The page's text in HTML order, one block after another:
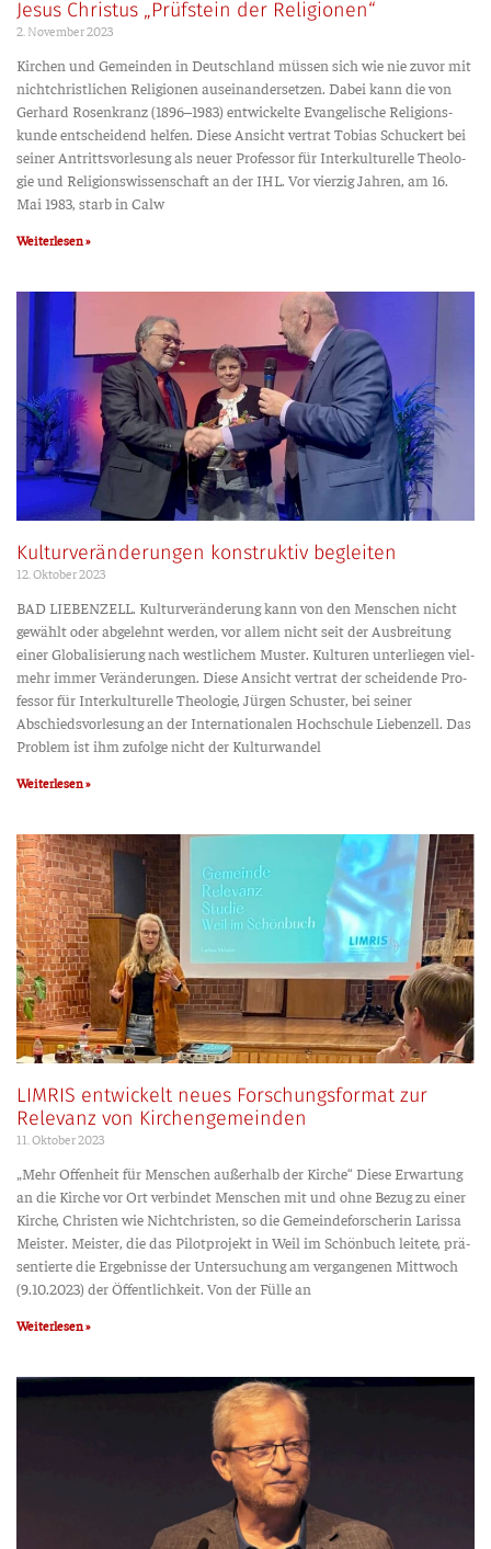
Jesus Christus „Prüfstein der Religionen“
2. Novem­ber 2023
Kir­chen und Gemein­den in Deutsch­land müs­sen sich wie nie zuvor mit
nicht­christ­li­chen Reli­gio­nen aus­ein­an­der­set­zen. Dabei kann die von
Ger­hard Rosen­kranz (1896–1983) ent­wi­ckel­te Evan­ge­li­sche Reli­gi­ons­
kun­de ent­schei­dend hel­fen. Die­se Ansicht ver­trat Tobi­as Schu­ckert bei
sei­ner Antritts­vor­le­sung als neu­er Pro­fes­sor für Inter­kul­tu­rel­le Theo­lo­
gie und Reli­gi­ons­wis­sen­schaft an der IHL. Vor vier­zig Jah­ren, am 16.
Mai 1983, starb in Calw
Weiterlesen »
Kulturveränderungen konstruktiv begleiten
12. Okto­ber 2023
BAD LIEBENZELL. Kul­tur­ver­än­de­rung kann von den Men­schen nicht
gewählt oder abge­lehnt wer­den, vor allem nicht seit der Aus­brei­tung
einer Glo­ba­li­sie­rung nach west­li­chem Mus­ter. Kul­tu­ren unter­lie­gen viel­
mehr immer Ver­än­de­run­gen. Die­se Ansicht ver­trat der schei­den­de Pro­
fes­sor für Inter­kul­tu­rel­le Theo­lo­gie, Jür­gen Schus­ter, bei sei­ner
Abschieds­vor­le­sung an der Inter­na­tio­na­len Hoch­schu­le Lie­ben­zell. Das
Pro­blem ist ihm zufol­ge nicht der Kulturwandel
Weiterlesen »
LIMRIS entwickelt neues Forschungsformat zur
Relevanz von Kirchengemeinden
11. Okto­ber 2023
„Mehr Offen­heit für Men­schen außer­halb der Kir­che“ Die­se Erwar­tung
an die Kir­che vor Ort ver­bin­det Men­schen mit und ohne Bezug zu einer
Kir­che, Chris­ten wie Nicht­chris­ten, so die Gemein­de­for­sche­rin Laris­sa
Meis­ter. Meis­ter, die das Pilot­pro­jekt in Weil im Schön­buch lei­te­te, prä­
sen­tier­te die Ergeb­nis­se der Unter­su­chung am ver­gan­ge­nen Mitt­woch
(9.10.2023) der Öffent­lich­keit. Von der Fül­le an
Weiterlesen »